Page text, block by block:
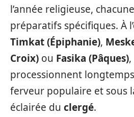
l’année religieuse,
préparatifs spécifiques. À
Timkat (Épiphanie),
Croix) ou Fasika (Pâques)
processionnent
ferveur populaire et sous
éclairée du clergé.